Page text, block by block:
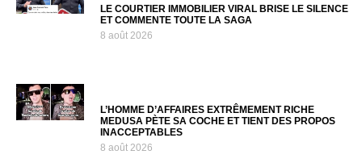
LE COURTIER IMMOBILIER VIRAL BRISE LE SILENCE
ET COMMENTE TOUTE LA SAGA
8 août 2026
L’HOMME D’AFFAIRES EXTRÊMEMENT RICHE
MEDUSA PÈTE SA COCHE ET TIENT DES PROPOS
INACCEPTABLES
8 août 2026